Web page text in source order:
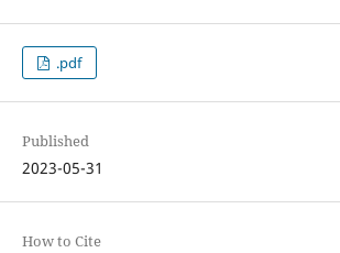
.pdf
Published
2023-05-31
How to Cite